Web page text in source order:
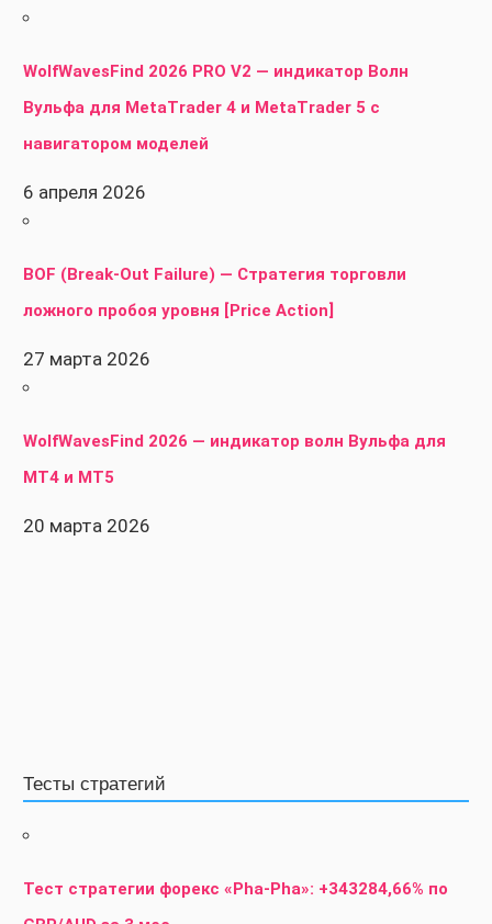
WolfWavesFind 2026 PRO V2 — индикатор Волн
Вульфа для MetaTrader 4 и MetaTrader 5 с
навигатором моделей
6 апреля 2026
BOF (Break-Out Failure) — Стратегия торговли
ложного пробоя уровня [Price Action]
27 марта 2026
WolfWavesFind 2026 — индикатор волн Вульфа для
MT4 и MT5
20 марта 2026
Тесты стратегий
Тест стратегии форекс «Pha-Pha»: +343284,66% по